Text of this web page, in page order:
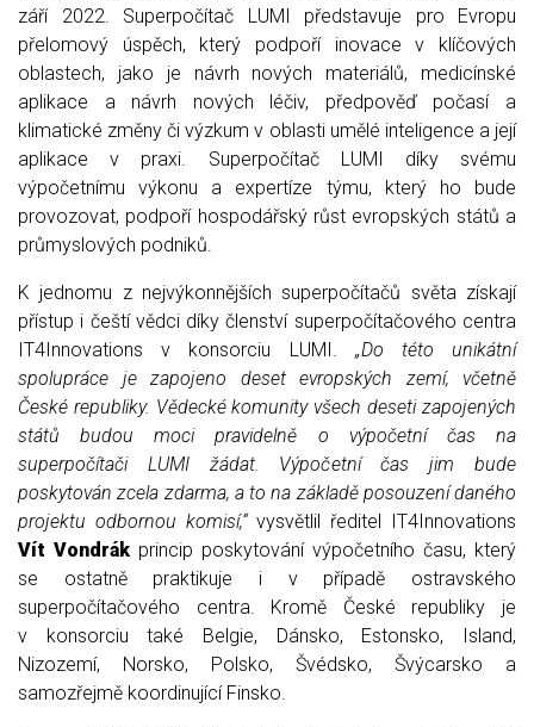
září 2022. Superpočítač LUMI představuje pro Evropu
přelomový úspěch, který podpoří inovace v klíčových
oblastech, jako je návrh nových materiálů, medicínské
aplikace a návrh nových léčiv, předpověď počasí a
klimatické změny či výzkum v oblasti umělé inteligence a její
aplikace v praxi. Superpočítač LUMI díky svému
výpočetnímu výkonu a expertíze týmu, který ho bude
provozovat, podpoří hospodářský růst evropských států a
průmyslových podniků.
K jednomu z nejvýkonnějších superpočítačů světa získají
přístup i čeští vědci díky členství superpočítačového centra
IT4Innovations v konsorciu LUMI. „Do této unikátní
spolupráce je zapojeno deset evropských zemí, včetně
České republiky. Vědecké komunity všech deseti zapojených
států budou moci pravidelně o výpočetní čas na
superpočítači LUMI žádat. Výpočetní čas jim bude
poskytován zcela zdarma, a to na základě posouzení daného
projektu odbornou komisí,“vysvětlil ředitel IT4Innovations
Vít Vondrák princip poskytování výpočetního času, který
se ostatně praktikuje i v případě ostravského
superpočítačového centra. Kromě České republiky je
v konsorciu také Belgie, Dánsko, Estonsko, Island,
Nizozemí, Norsko, Polsko, Švédsko, Švýcarsko a
samozřejmě koordinující Finsko.